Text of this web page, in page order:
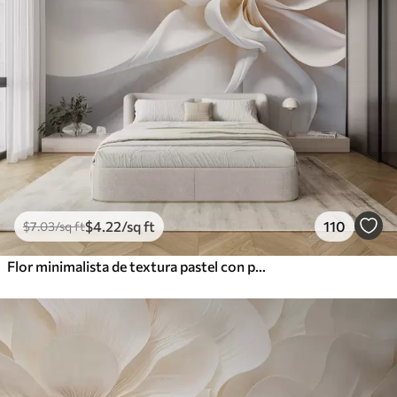
$7.03/sq ft$4 .22/sq ft 110